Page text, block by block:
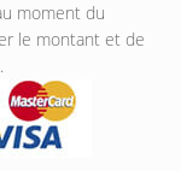
moment du
le montant et de